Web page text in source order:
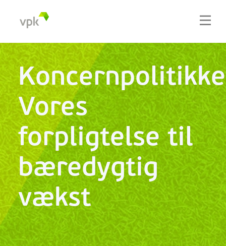
Vores
forpligtelse til
bæredygtig
vækst